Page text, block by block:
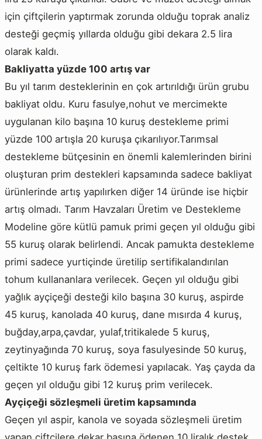
için çiftçilerin yaptırmak zorunda olduğu toprak analiz
desteği geçmiş yıllarda olduğu gibi dekara 2.5 lira
olarak kaldı.
Bakliyatta yüzde 100 artış var
Bu yıl tarım desteklerinin en çok artırıldığı ürün grubu
bakliyat oldu. Kuru fasulye,nohut ve mercimekte
uygulanan kilo başına 10 kuruş destekleme primi
yüzde 100 artışla 20 kuruşa çıkarılıyor.Tarımsal
destekleme bütçesinin en önemli kalemlerinden birini
oluşturan prim destekleri kapsamında sadece bakliyat
ürünlerinde artış yapılırken diğer 14 üründe ise hiçbir
artış olmadı. Tarım Havzaları Üretim ve Destekleme
Modeline göre kütlü pamuk primi geçen yıl olduğu gibi
55 kuruş olarak belirlendi. Ancak pamukta destekleme
primi sadece yurtiçinde üretilip sertifikalandırılan
tohum kullananlara verilecek. Geçen yıl olduğu gibi
yağlık ayçiçeği desteği kilo başına 30 kuruş, aspirde
45 kuruş, kanolada 40 kuruş, dane mısırda 4 kuruş,
buğday,arpa,çavdar, yulaf,tritikalede 5 kuruş,
zeytinyağında 70 kuruş, soya fasulyesinde 50 kuruş,
çeltikte 10 kuruş fark ödemesi yapılacak. Yaş çayda da
geçen yıl olduğu gibi 12 kuruş prim verilecek.
Ayçiçeği sözleşmeli üretim kapsamında
Geçen yıl aspir, kanola ve soyada sözleşmeli üretim